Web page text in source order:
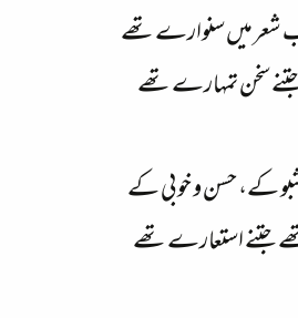
میں سنوارے تھے
سخن تمہارے تھے
کے، حسن و خوبی کے
جتنے استعارے تھے